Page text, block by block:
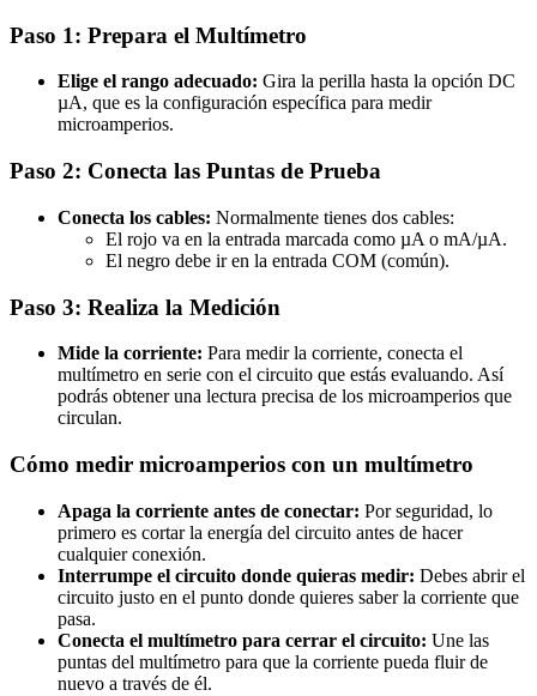
Paso 1: Prepara el Multímetro
Elige el rango adecuado: Gira la perilla hasta la opción DC
µA, que es la configuración específica para medir
microamperios.
Paso 2: Conecta las Puntas de Prueba
Conecta los cables: Normalmente tienes dos cables:
El rojo va en la entrada marcada como µA o mA/µA.
El negro debe ir en la entrada COM (común).
Paso 3: Realiza la Medición
Mide la corriente: Para medir la corriente, conecta el
multímetro en serie con el circuito que estás evaluando. Así
podrás obtener una lectura precisa de los microamperios que
circulan.
Cómo medir microamperios con un multímetro
Apaga la corriente antes de conectar: Por seguridad, lo
primero es cortar la energía del circuito antes de hacer
cualquier conexión.
Interrumpe el circuito donde quieras medir: Debes abrir el
circuito justo en el punto donde quieres saber la corriente que
pasa.
Conecta el multímetro para cerrar el circuito: Une las
puntas del multímetro para que la corriente pueda fluir de
nuevo a través de él.